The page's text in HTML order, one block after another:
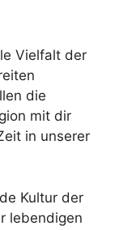
Vielfalt der
die
mit dir
in unserer
Kultur der
lebendigen